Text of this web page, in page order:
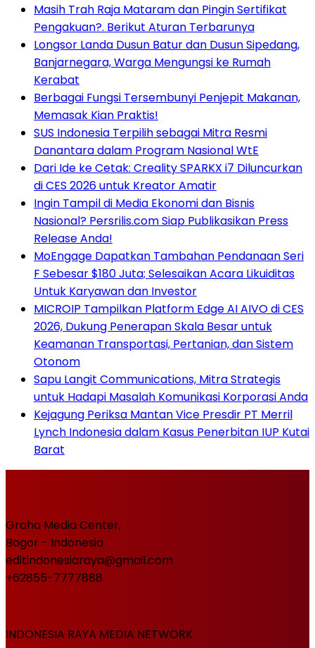
Masih Trah Raja Mataram dan Pingin Sertifikat
Pengakuan?. Berikut Aturan Terbarunya
Longsor Landa Dusun Batur dan Dusun Sipedang,
Banjarnegara, Warga Mengungsi ke Rumah
Kerabat
Berbagai Fungsi Tersembunyi Penjepit Makanan,
Memasak Kian Praktis!
SUS Indonesia Terpilih sebagai Mitra Resmi
Danantara dalam Program Nasional WtE
Dari Ide ke Cetak: Creality SPARKX i7 Diluncurkan
di CES 2026 untuk Kreator Amatir
Ingin Tampil di Media Ekonomi dan Bisnis
Nasional? Persrilis.com Siap Publikasikan Press
Release Anda!
MoEngage Dapatkan Tambahan Pendanaan Seri
F Sebesar $180 Juta; Selesaikan Acara Likuiditas
Untuk Karyawan dan Investor
MICROIP Tampilkan Platform Edge AI AIVO di CES
2026, Dukung Penerapan Skala Besar untuk
Keamanan Transportasi, Pertanian, dan Sistem
Otonom
Sapu Langit Communications, Mitra Strategis
untuk Hadapi Masalah Komunikasi Korporasi Anda
Kejagung Periksa Mantan Vice Presdir PT Merril
Lynch Indonesia dalam Kasus Penerbitan IUP Kutai
Barat
Graha Media Center,
Bogor - Indonesia
editindonesiaraya@gmail.com
+62855-7777888
INDONESIA RAYA MEDIA NETWORK